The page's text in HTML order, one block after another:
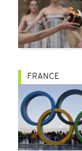
FRANCE